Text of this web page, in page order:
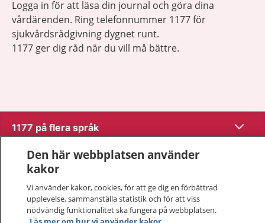
Logga in för att läsa din journal och göra dina
vårdärenden. Ring telefonnummer 1177 för
sjukvårdsrådgivning dygnet runt.
1177 ger dig råd när du vill må bättre.
1177 på flera språk Visa
Om 1177
Kontakt
Den här webbplatsen använder
kakor
Vi använder kakor, cookies, för att ge dig en förbättrad
upplevelse, sammanställa statistik och för att viss
nödvändig funktionalitet ska fungera på webbplatsen.